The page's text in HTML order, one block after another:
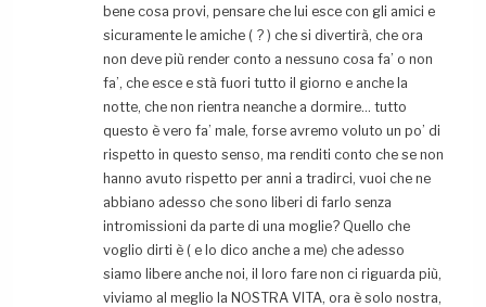
bene cosa provi, pensare che lui esce con gli amici e
sicuramente le amiche ( ? ) che si divertirà, che ora
non deve più render conto a nessuno cosa fa’ o non
fa’, che esce e stà fuori tutto il giorno e anche la
notte, che non rientra neanche a dormire… tutto
questo è vero fa’ male, forse avremo voluto un po’ di
rispetto in questo senso, ma renditi conto che se non
hanno avuto rispetto per anni a tradirci, vuoi che ne
abbiano adesso che sono liberi di farlo senza
intromissioni da parte di una moglie? Quello che
voglio dirti è ( e lo dico anche a me) che adesso
siamo libere anche noi, il loro fare non ci riguarda più,
viviamo al meglio la NOSTRA VITA, ora è solo nostra,